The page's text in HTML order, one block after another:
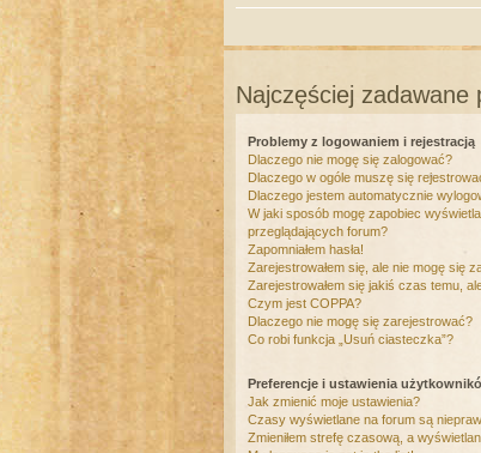
Najczęściej zadawane
Problemy z logowaniem i rejestracją
Dlaczego nie mogę się zalogować?
Dlaczego w ogóle muszę się
Dlaczego jestem automatycznie
W jaki sposób mogę zapobiec
przeglądających forum?
Zapomniałem hasła!
Zarejestrowałem się, ale nie mogę się
Zarejestrowałem się jakiś czas temu,
Czym jest COPPA?
Dlaczego nie mogę się zarejestrować?
Co robi funkcja „Usuń ciasteczka”?
Preferencje i ustawienia
Jak zmienić moje ustawienia?
Czasy wyświetlane na forum są
Zmieniłem strefę czasową, a